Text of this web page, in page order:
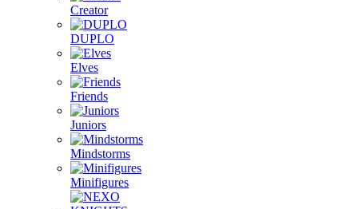
Creator
DUPLO
Elves
Friends
Juniors
Mindstorms
Minifigures